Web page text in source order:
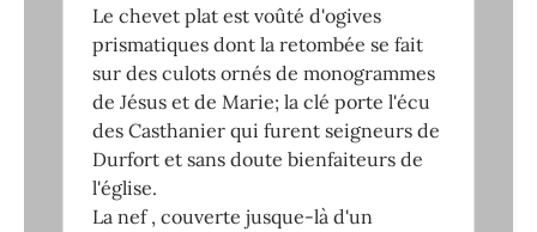
Le chevet plat est voûté d'ogives
prismatiques dont la retombée se fait
sur des culots ornés de monogrammes
de Jésus et de Marie; la clé porte l'écu
des Casthanier qui furent seigneurs de
Durfort et sans doute bienfaiteurs de
l'église.
La nef , couverte jusque-là d'un